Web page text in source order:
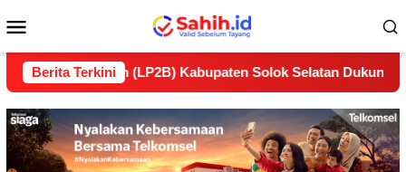
ke
Mobile
Berita Terkini
(LP2B) Kabupaten Solok Selatan Dukung Ketahanan